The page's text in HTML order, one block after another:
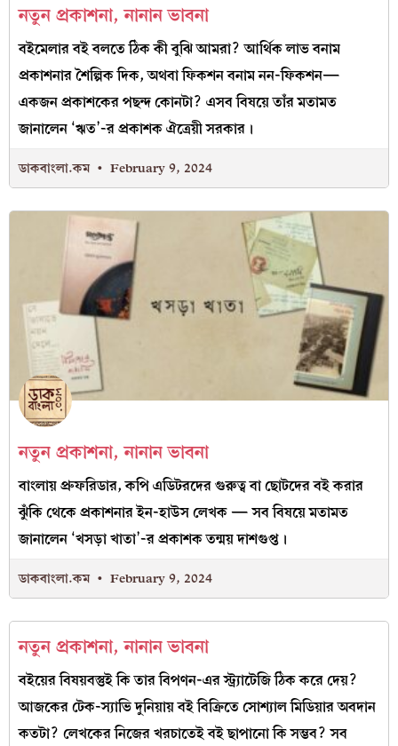
নতুন প্রকাশনা, নানান ভাবনা
বইমেলার বই বলতে ঠিক কী বুঝি আমরা? আর্থিক লাভ বনাম
প্রকাশনার শৈল্পিক দিক, অথবা ফিকশন বনাম নন-ফিকশন—
একজন প্রকাশকের পছন্দ কোনটা? এসব বিষয়ে তাঁর মতামত
জানালেন ‘ঋত’-র প্রকাশক ঐত্রেয়ী সরকার।
ডাকবাংলা.কম February 9, 2024
নতুন প্রকাশনা, নানান ভাবনা
বাংলায় প্রুফরিডার, কপি এডিটরদের গুরুত্ব বা ছোটদের বই করার
ঝুঁকি থেকে প্রকাশনার ইন-হাউস লেখক — সব বিষয়ে মতামত
জানালেন ‘খসড়া খাতা’-র প্রকাশক তন্ময় দাশগুপ্ত।
ডাকবাংলা.কম February 9, 2024
নতুন প্রকাশনা, নানান ভাবনা
বইয়ের বিষয়বস্তুই কি তার বিপণন-এর স্ট্র্যাটেজি ঠিক করে দেয়?
আজকের টেক-স্যাভি দুনিয়ায় বই বিক্রিতে সোশ্যাল মিডিয়ার অবদান
কতটা? লেখকের নিজের খরচাতেই বই ছাপানো কি সম্ভব? সব